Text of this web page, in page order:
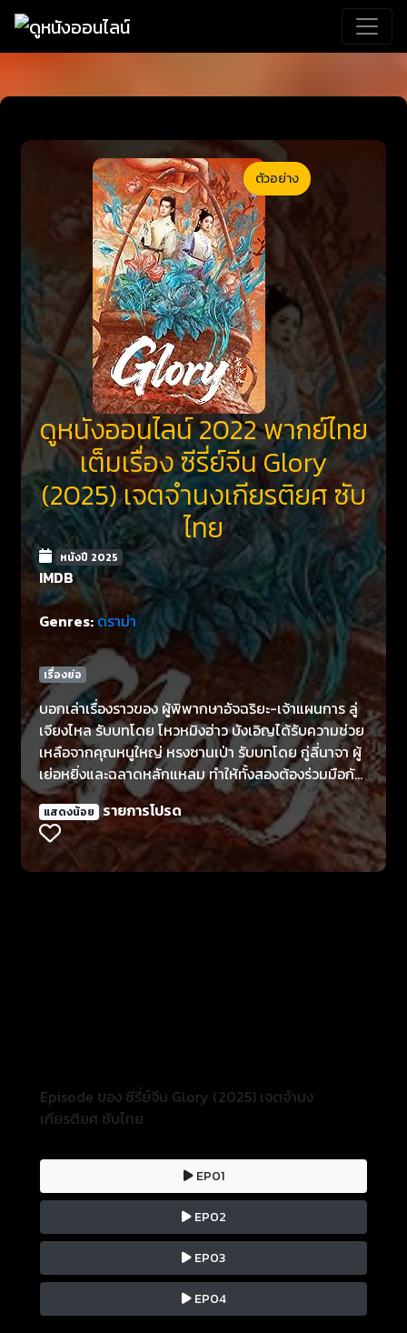
ตัวอย่าง
ดูหนังออนไลน์ 2022 พากย์ไทย
เต็มเรื่อง ซีรี่ย์จีน Glory
(2025) เจตจำนงเกียรติยศ ซับ
ไทย
หนังปี 2025
IMDB
Genres: ดราม่า
เรื่องย่อ
บอกเล่าเรื่องราวของ ผู้พิพากษาอัจฉริยะ-เจ้าแผนการ ลู่
เจียงไหล รับบทโดย โหวหมิงฮ่าว บังเอิญได้รับความช่วย
เหลือจากคุณหนูใหญ่ หรงซานเป่า รับบทโดย กู่ลี่นาจา ผู้
เย่อหยิ่งและฉลาดหลักแหลม ทำให้ทั้งสองต้องร่วมมือกัน
ในเกมแย่งชิงอำนาจภายในตระกูลหรง ตระกูลราชาแห่ง
ชาที่ร่ำรวยล้นฟ้า อำนาจเทียบเท่าเจ้าครองแคว้น
แสดงน้อย รายการโปรด
Episode ของ ซีรี่ย์จีน Glory (2025) เจตจำนง
เกียรติยศ ซับไทย
EP01
EP02
EP03
EP04